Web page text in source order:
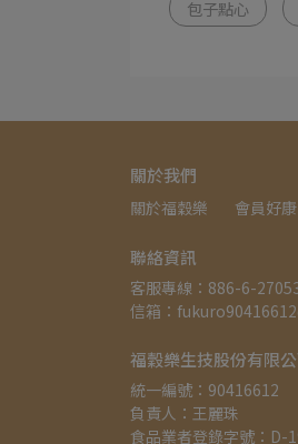
包子點心
關於我們
關於福穀樂 會員好康
聯絡資訊
客服專線：886-6-
信箱：
福穀樂生技股份有限
統一編號：90416612
負責人：王麗珠
食品業者登錄字號：D-